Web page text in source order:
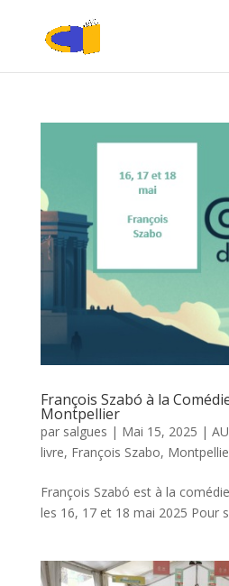
François Szabó à la
Montpellier
par salgues | Mai 15, 2025 |
livre, François Szabo,
François Szabó est à la
les 16, 17 et 18 mai 2025 Pour